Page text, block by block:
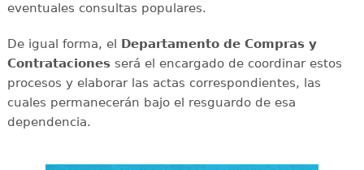
eventuales consultas populares.
De igual forma, el
Departamento de Compras y
Contratacionesserá el encargado de coordinar estos
procesos y elaborar las actas correspondientes, las
cuales permanecerán bajo el resguardo de esa
dependencia.